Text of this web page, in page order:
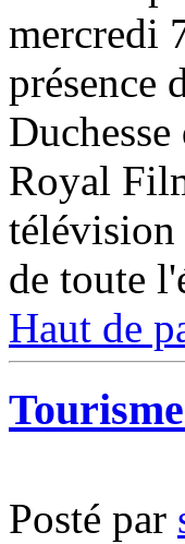
mercredi
présence
Royal
télévision
de toute
Haut de
Posté par